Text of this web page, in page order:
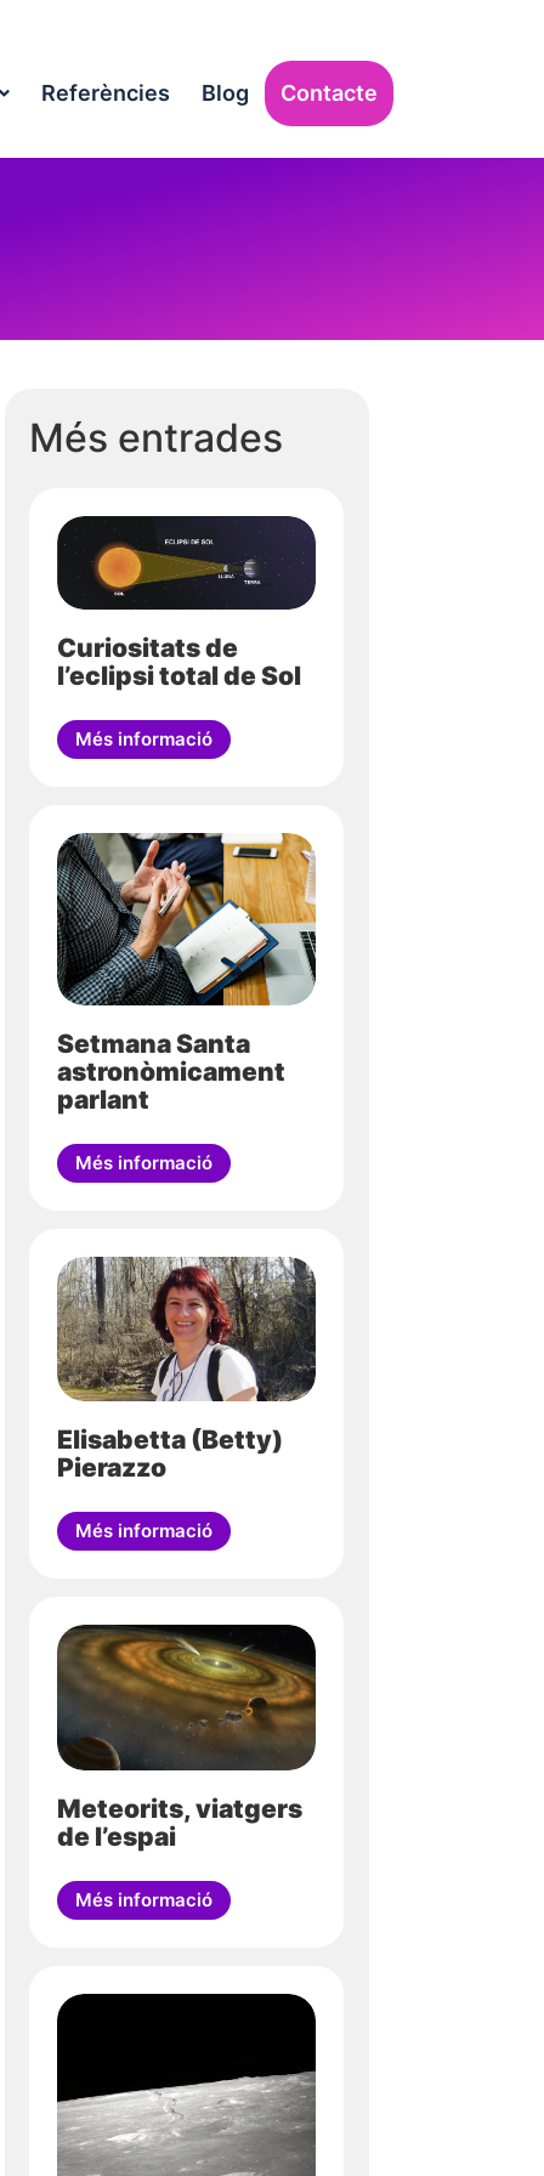
Referències Blog Contacte
Més entrades
Curiositats de
l’eclipsi total de Sol
Més informació
Setmana Santa
astronòmicament
parlant
Més informació
Elisabetta (Betty)
Pierazzo
Més informació
Meteorits, viatgers
de l’espai
Més informació